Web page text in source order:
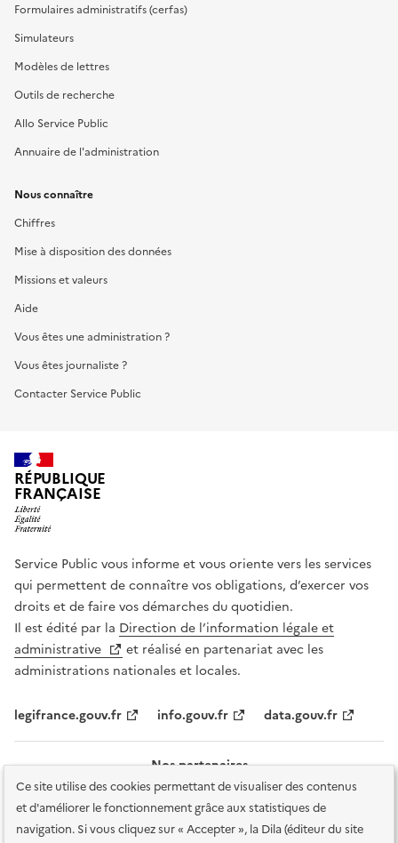
Ce site utilise des cookies permettant de visualiser des contenus
et d'améliorer le fonctionnement grâce aux statistiques de
navigation. Si vous cliquez sur « Accepter », la Dila (éditeur du site
Formulaires administratifs (cerfas)
Simulateurs
Modèles de lettres
Outils de recherche
Allo Service Public
Annuaire de l'administration
Nous connaître
Chiffres
Mise à disposition des données
Missions et valeurs
Aide
Vous êtes une administration ?
Vous êtes journaliste ?
Contacter Service Public
RÉPUBLIQUE
FRANÇAISE
Service Public vous informe et vous oriente vers les services
qui permettent de connaître vos obligations, d’exercer vos
droits et de faire vos démarches du quotidien.
Il est édité par la Direction de l’information légale et
administrative
et réalisé en partenariat avec les
administrations nationales et locales.
legifrance.gouv.fr info.gouv.fr data.gouv.fr
Nos partenaires